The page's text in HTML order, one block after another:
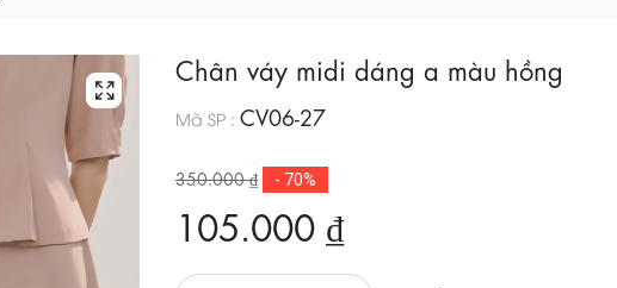
Chân váy midi dáng a màu hồng
Mã SP : CV06-27
350.000 ₫ - 70%
105.000 ₫